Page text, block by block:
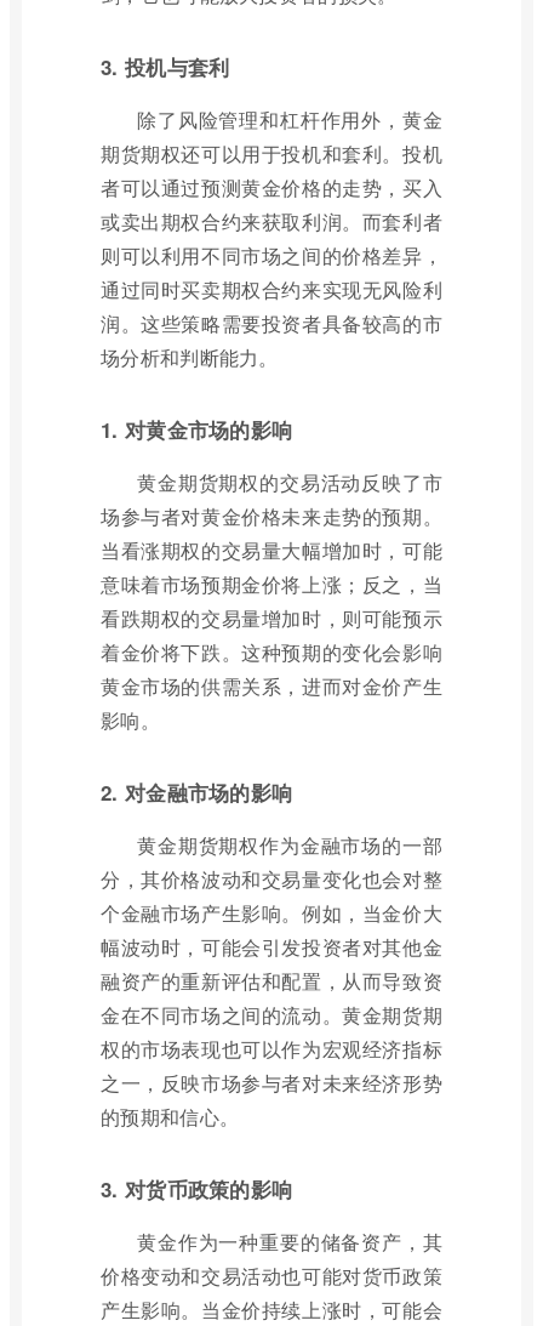
3. 投机与套利
除了风险管理和杠杆作用外，黄金
期货期权还可以用于投机和套利。投机
者可以通过预测黄金价格的走势，买入
或卖出期权合约来获取利润。而套利者
则可以利用不同市场之间的价格差异，
通过同时买卖期权合约来实现无风险利
润。这些策略需要投资者具备较高的市
场分析和判断能力。
1. 对黄金市场的影响
黄金期货期权的交易活动反映了市
场参与者对黄金价格未来走势的预期。
当看涨期权的交易量大幅增加时，可能
意味着市场预期金价将上涨；反之，当
看跌期权的交易量增加时，则可能预示
着金价将下跌。这种预期的变化会影响
黄金市场的供需关系，进而对金价产生
影响。
2. 对金融市场的影响
黄金期货期权作为金融市场的一部
分，其价格波动和交易量变化也会对整
个金融市场产生影响。例如，当金价大
幅波动时，可能会引发投资者对其他金
融资产的重新评估和配置，从而导致资
金在不同市场之间的流动。黄金期货期
权的市场表现也可以作为宏观经济指标
之一，反映市场参与者对未来经济形势
的预期和信心。
3. 对货币政策的影响
黄金作为一种重要的储备资产，其
价格变动和交易活动也可能对货币政策
产生影响。当金价持续上涨时，可能会